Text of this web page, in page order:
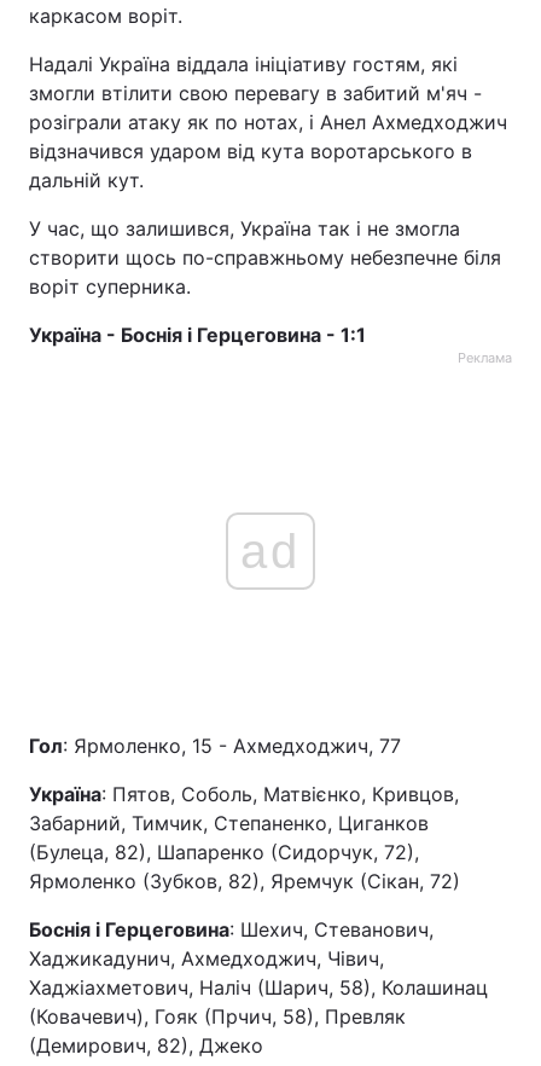
каркасом воріт.
Надалі Україна віддала ініціативу гостям, які
змогли втілити свою перевагу в забитий м'яч -
розіграли атаку як по нотах, і Анел Ахмедходжич
відзначився ударом від кута воротарського в
дальній кут.
У час, що залишився, Україна так і не змогла
створити щось по-справжньому небезпечне біля
воріт суперника.
Україна - Боснія і Герцеговина - 1:1
Реклама
ad
Гол: Ярмоленко, 15 - Ахмедходжич, 77
Україна: Пятов, Соболь, Матвієнко, Кривцов,
Забарний, Тимчик, Степаненко, Циганков
(Булеца, 82), Шапаренко (Сидорчук, 72),
Ярмоленко (Зубков, 82), Яремчук (Сікан, 72)
Боснія і Герцеговина: Шехич, Стеванович,
Хаджикадунич, Ахмедходжич, Чівич,
Хаджіахметович, Наліч (Шарич, 58), Колашинац
(Ковачевич), Гояк (Прчич, 58), Превляк
(Демирович, 82), Джеко